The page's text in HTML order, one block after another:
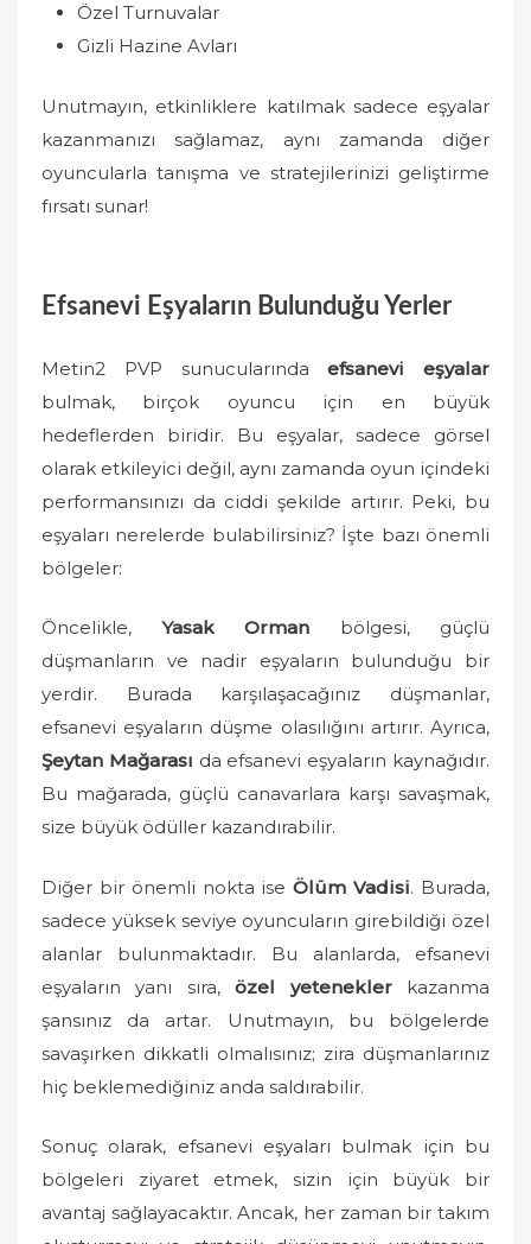
Özel Turnuvalar
Gizli Hazine Avları
Unutmayın, etkinliklere katılmak sadece eşyalar
kazanmanızı sağlamaz, aynı zamanda diğer
oyuncularla tanışma ve stratejilerinizi geliştirme
fırsatı sunar!
Efsanevi Eşyaların Bulunduğu Yerler
Metin2 PVP sunucularındaefsanevi eşyalar
bulmak, birçok oyuncu için en büyük
hedeflerden biridir. Bu eşyalar, sadece görsel
olarak etkileyici değil, aynı zamanda oyun içindeki
performansınızı da ciddi şekilde artırır. Peki, bu
eşyaları nerelerde bulabilirsiniz? İşte bazı önemli
bölgeler:
Öncelikle,Yasak Orman bölgesi, güçlü
düşmanların ve nadir eşyaların bulunduğu bir
yerdir. Burada karşılaşacağınız düşmanlar,
efsanevi eşyaların düşme olasılığını artırır. Ayrıca,
Şeytan Mağarası da efsanevi eşyaların kaynağıdır.
Bu mağarada, güçlü canavarlara karşı savaşmak,
size büyük ödüller kazandırabilir.
Diğer bir önemli nokta iseÖlüm Vadisi. Burada,
sadece yüksek seviye oyuncuların girebildiği özel
alanlar bulunmaktadır. Bu alanlarda, efsanevi
eşyaların yanı sıra,özel yeteneklerkazanma
şansınız da artar. Unutmayın, bu bölgelerde
savaşırken dikkatli olmalısınız; zira düşmanlarınız
hiç beklemediğiniz anda saldırabilir.
Sonuç olarak, efsanevi eşyaları bulmak için bu
bölgeleri ziyaret etmek, sizin için büyük bir
avantaj sağlayacaktır. Ancak, her zaman bir takım